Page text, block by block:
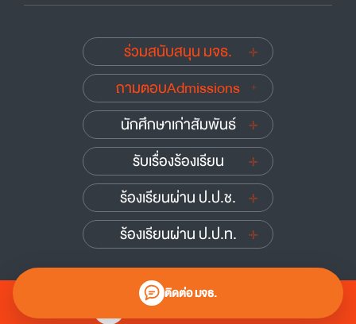
ติดต่อ มจธ.
ร่วมสนับสนุน มจธ.
ถามตอบAdmissions
นักศึกษาเก่าสัมพันธ์
รับเรื่องร้องเรียน
ร้องเรียนผ่าน ป.ป.ช.
ร้องเรียนผ่าน ป.ป.ท.
0 2470 8000